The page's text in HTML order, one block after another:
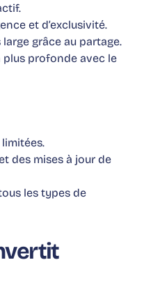
et d’exclusivité.
grâce au partage.
profonde avec le
des mises à jour de
les types de